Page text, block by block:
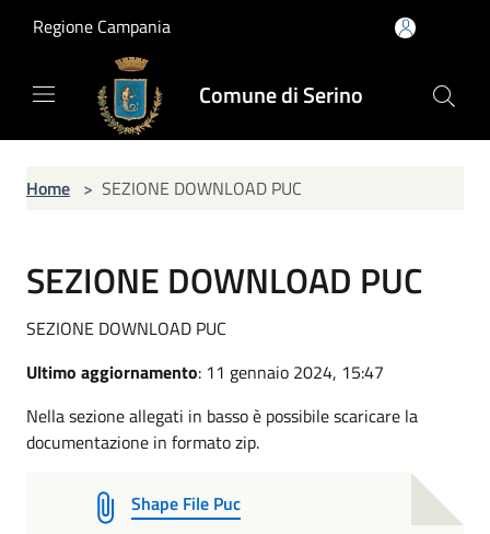
Regione Campania
Comune di Serino
Home > SEZIONE DOWNLOAD PUC
SEZIONE DOWNLOAD PUC
SEZIONE DOWNLOAD PUC
Ultimo aggiornamento: 11 gennaio 2024, 15:47
Nella sezione allegati in basso è possibile scaricare la
documentazione in formato zip.
Shape File Puc